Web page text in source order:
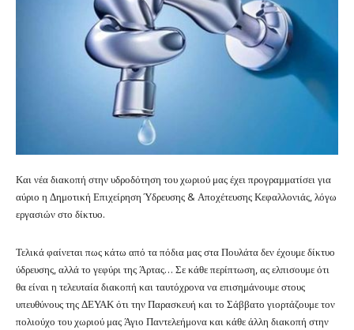
Και νέα διακοπή στην υδροδότηση του χωριού μας έχει προγραμματίσει για
αύριο η Δημοτική Επιχείρηση Ύδρευσης & Αποχέτευσης Κεφαλλονιάς, λόγω
εργασιών στο δίκτυο.
Τελικά φαίνεται πως κάτω από τα πόδια μας στα Πουλάτα δεν έχουμε δίκτυο
ύδρευσης, αλλά το γεφύρι της Άρτας… Σε κάθε περίπτωση, ας ελπισουμε ότι
θα είναι η τελευταία διακοπή και ταυτόχρονα να επισημάνουμε στους
υπευθύνους της ΔΕΥΑΚ ότι την Παρασκευή και το Σάββατο γιορτάζουμε τον
πολιούχο του χωριού μας Άγιο Παντελεήμονα και κάθε άλλη διακοπή στην